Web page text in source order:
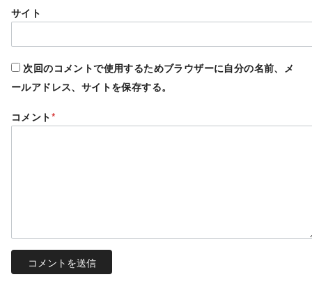
サイト
次回のコメントで使用するためブラウザーに自分の名前、メ
ールアドレス、サイトを保存する。
コメント*